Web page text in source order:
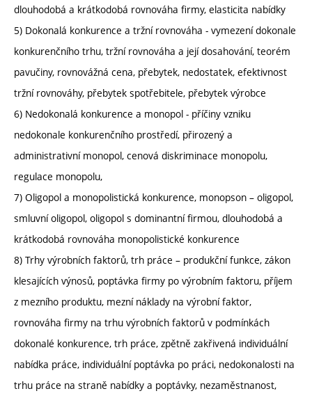
dlouhodobá a krátkodobá rovnováha firmy, elasticita nabídky
5) Dokonalá konkurence a tržní rovnováha - vymezení dokonale
konkurenčního trhu, tržní rovnováha a její dosahování, teorém
pavučiny, rovnovážná cena, přebytek, nedostatek, efektivnost
tržní rovnováhy, přebytek spotřebitele, přebytek výrobce
6) Nedokonalá konkurence a monopol - příčiny vzniku
nedokonale konkurenčního prostředí, přirozený a
administrativní monopol, cenová diskriminace monopolu,
regulace monopolu,
7) Oligopol a monopolistická konkurence, monopson – oligopol,
smluvní oligopol, oligopol s dominantní firmou, dlouhodobá a
krátkodobá rovnováha monopolistické konkurence
8) Trhy výrobních faktorů, trh práce – produkční funkce, zákon
klesajících výnosů, poptávka firmy po výrobním faktoru, příjem
z mezního produktu, mezní náklady na výrobní faktor,
rovnováha firmy na trhu výrobních faktorů v podmínkách
dokonalé konkurence, trh práce, zpětně zakřivená individuální
nabídka práce, individuální poptávka po práci, nedokonalosti na
trhu práce na straně nabídky a poptávky, nezaměstnanost,